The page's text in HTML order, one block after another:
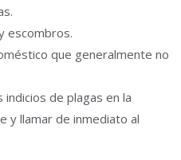
escombros.
que generalmente no
de plagas en la
y llamar de inmediato al